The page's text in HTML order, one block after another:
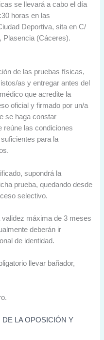
se llevará a cabo el día
horas en las
Deportiva, sita en C/
Plasencia (Cáceres).
de las pruebas físicas,
as y entregar antes del
que acredite la
oficial y firmado por un/a
se haga constar
reúne las condiciones
para la
supondrá la
prueba, quedando desde
selectivo.
máxima de 3 meses
deberán ir
de identidad.
llevar bañador,
DE LA OPOSICIÓN Y